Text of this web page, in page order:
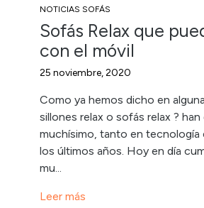
NOTICIAS SOFÁS
Sofás Relax que
con el móvil
25 noviembre, 2020
Como ya hemos dicho en
sillones relax o sofás relax ?️ han
muchísimo, tanto en tecnología
los últimos años. Hoy en día
mu...
Leer más